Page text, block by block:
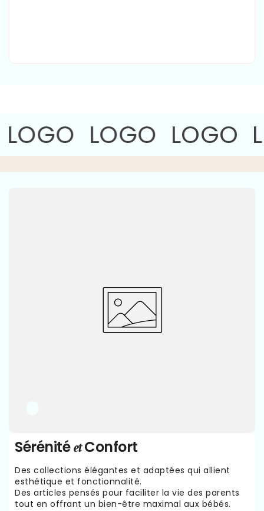
LOGO LOGO LOGO
SérénitéetConfort
Des collections élégantes et adaptées qui allient
esthétique et fonctionnalité.
Des articles pensés pour faciliter la vie des parents
tout en offrant un bien-être maximal aux bébés.